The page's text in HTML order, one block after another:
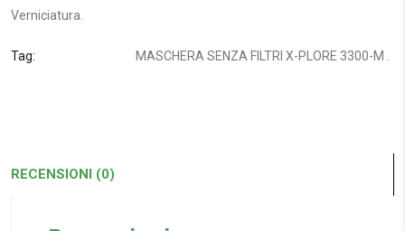
Verniciatura
Tag: MASCHERA SENZA FILTRI X-PLORE 3300-M
RECENSIONI (0)